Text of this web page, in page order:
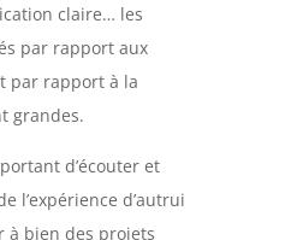
claire… les
par rapport aux
par rapport à la
grandes.
d’écouter et
l’expérience d’autrui
à bien des projets